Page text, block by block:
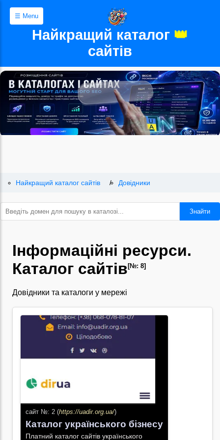
☰ Menu
Найкращий каталог 👑
сайтів
Найкращий каталог сайтів Довідники
Знайти
Інформаційні ресурси.
Каталог сайтів [№: 8]
Довідники та каталоги у мережі
сайт №: 2 (https://uadir.org.ua/)
Каталог українського бізнесу
Платний каталог сайтів українського